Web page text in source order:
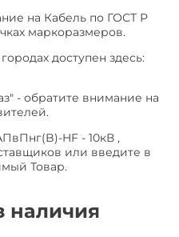
на Кабель по ГОСТ Р
маркоразмеров.
доступен здесь:
- обратите внимание на
HF - 10кВ ,
или введите в
Товар.
наличия